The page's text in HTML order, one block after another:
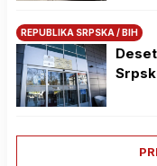
REPUBLIKA SRPSKA / BIH